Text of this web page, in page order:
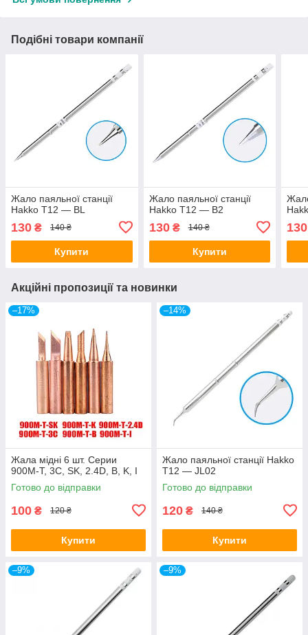
Подібні товари компанії
Жало паяльної станції
Hakko T12 — BL
130 ₴ 140 ₴
Купити
Жало паяльної станції
Hakko T12 — B2
130₴ 140 ₴
Купити
130
Акційні пропозиції та новинки
–17%
Жала мідні 6 шт. Серии
900M-T, 3C, SK, 2.4D, B, K, I
Готово до відправки
100 ₴ 120 ₴
Купити
–14%
Жало паяльної станції Hakko
T12 — JL02
Готово до відправки
120 ₴ 140 ₴
Купити
–9% –9%